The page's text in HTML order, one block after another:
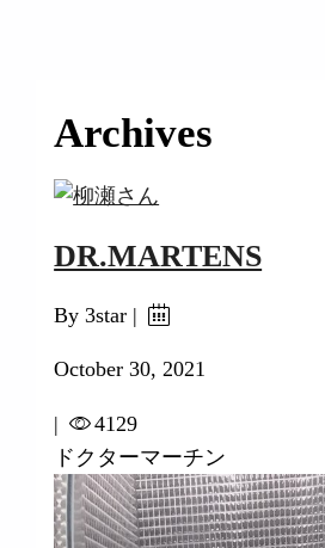
Archives
DR.MARTENS
By 3star |
October 30, 2021
|
4129
ドクターマーチン